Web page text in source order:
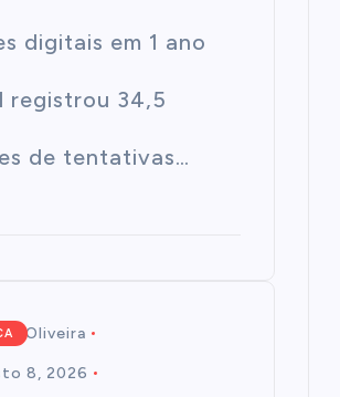
digitais em 1 ano
registrou 34,5
de tentativas…
Oliveira
8, 2026